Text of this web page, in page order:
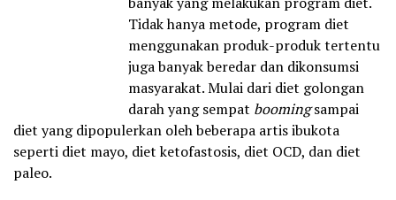
Tidak hanya metode, program diet
menggunakan produk-produk tertentu
juga banyak beredar dan dikonsumsi
masyarakat. Mulai dari diet golongan
darah yang sempat boomingsampai
diet yang dipopulerkan oleh beberapa artis ibukota
seperti diet mayo, diet ketofastosis, diet OCD, dan diet
paleo.